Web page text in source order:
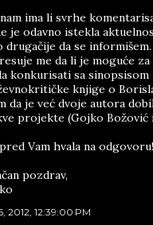
ima li svrhe
je odavno istekla
drugačije da se informišem.
me da li je moguće
konkurisati sa
knjige o
da je već dvoje autora
projekte (Gojko Božović
Vam hvala na odgovoru!
pozdrav,
2012, 12:39:00 PM